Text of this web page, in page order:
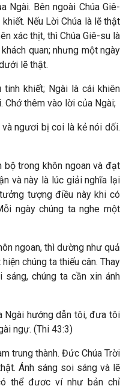
Ngài. Bên ngoài Chúa Giê-
Nếu Lời Chúa là lẽ thật
xác thịt, thì Chúa Giê-su là
quan; nhưng một ngày
lẽ thật.
khiết; Ngài là cái khiên
Chớ thêm vào lời của Ngài;
ngươi bị coi là kẻ nói dối.
bộ trong khôn ngoan và đạt
và này là lúc giải nghĩa lại
tượng điều này khi có
ngày chúng ta nghe một
ngoan, thì dường như quả
chúng ta thiếu cân. Thay
chúng ta cần xin ánh
Ngài hướng dẫn tôi, đưa tôi
ngự. (Thi 43:3)
trung thành. Đức Chúa Trời
Ánh sáng soi sáng và lẽ
thể được ví như bản chỉ